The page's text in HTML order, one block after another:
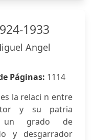
1933
Angel
Páginas: 1114
la relaci n entre
y su patria
un grado de
y desgarrador